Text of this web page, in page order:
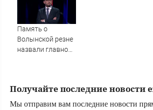
Память о
Волынской резне
назвали главной
Новости на
Получайте последние новости
Мы отправим вам последние новости